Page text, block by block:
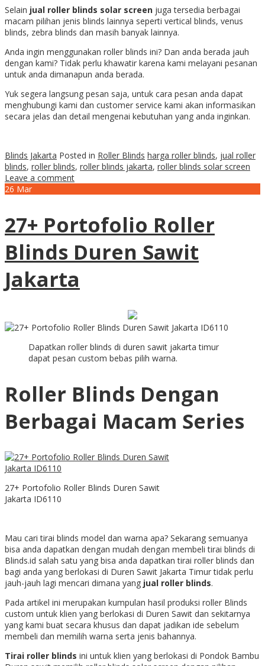
Selain jual roller blinds solar screen juga tersedia berbagai
macam pilihan jenis blinds lainnya seperti vertical blinds, venus
blinds, zebra blinds dan masih banyak lainnya.
Anda ingin menggunakan roller blinds ini? Dan anda berada jauh
dengan kami? Tidak perlu khawatir karena kami melayani pesanan
untuk anda dimanapun anda berada.
Yuk segera langsung pesan saja, untuk cara pesan anda dapat
menghubungi kami dan customer service kami akan informasikan
secara jelas dan detail mengenai kebutuhan yang anda inginkan.
Blinds Jakarta Posted in Roller Blinds harga roller blinds, jual roller
blinds, roller blinds, roller blinds jakarta, roller blinds solar screen
Leave a comment
26 Mar
27+ Portofolio Roller
Blinds Duren Sawit
Jakarta
Dapatkan roller blinds di duren sawit jakarta timur
dapat pesan custom bebas pilih warna.
Roller Blinds Dengan
Berbagai Macam Series
27+ Portofolio Roller Blinds Duren Sawit
Jakarta ID6110
Mau cari tirai blinds model dan warna apa? Sekarang semuanya
bisa anda dapatkan dengan mudah dengan membeli tirai blinds di
Blinds.id salah satu yang bisa anda dapatkan tirai roller blinds dan
bagi anda yang berlokasi di Duren Sawit Jakarta Timur tidak perlu
jauh-jauh lagi mencari dimana yang jual roller blinds.
Pada artikel ini merupakan kumpulan hasil produksi roller Blinds
custom untuk klien yang berlokasi di Duren Sawit dan sekitarnya
yang kami buat secara khusus dan dapat jadikan ide sebelum
membeli dan memilih warna serta jenis bahannya.
Tirai roller blinds ini untuk klien yang berlokasi di Pondok Bambu